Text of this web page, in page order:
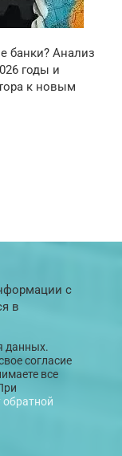
банки? Анализ
годы и
к новым
с
в
данных.
согласие
все